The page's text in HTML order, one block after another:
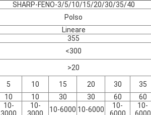
SHARP-FENO-3/5/10/15/20/30/35/40
Polso
Lineare
355
<300
>20
5 10 15 20 30 35
10 10 30 30 60 60
10-
10-
10-6000 10-6000
10-
10-